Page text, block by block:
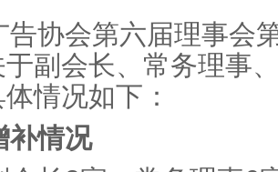
告协会第六届理事会
副会长、常务理事
情况如下：
补情况